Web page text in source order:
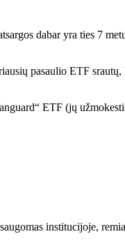
dabar yra ties 7
pasaulio ETF
ETF (jų
institucijoje,